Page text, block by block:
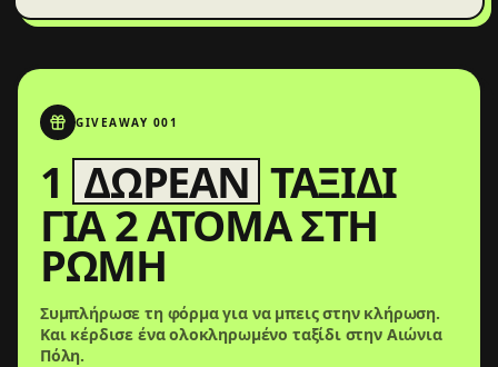
GIVEAWAY 001
1 ΔΩΡΕΆΝ ΤΑΞΊΔΙ
ΓΙΑ 2 ΆΤΟΜΑ ΣΤΗ
ΡΏΜΗ
Συμπλήρωσε τη φόρμα για να μπεις στην κλήρωση.
Και κέρδισε ένα ολοκληρωμένο ταξίδι στην Αιώνια
Πόλη.